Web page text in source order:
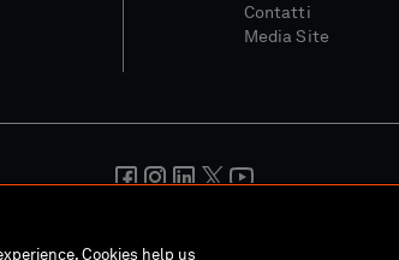
Contatti
Media Site
Cookies help us